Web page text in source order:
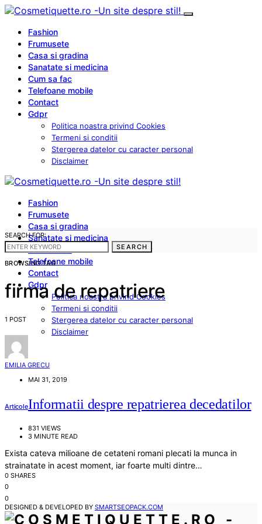
Fashion
Frumusete
Casa si gradina
Sanatate si medicina
Cum sa fac
Telefoane mobile
Contact
Gdpr
Politica noastra privind Cookies
Termeni si conditii
Stergerea datelor cu caracter personal
Disclaimer
Fashion
Frumusete
Casa si gradina
Sanatate si medicina
Cum sa fac
Telefoane mobile
Contact
Gdpr
Politica noastra privind Cookies
Termeni si conditii
Stergerea datelor cu caracter personal
Disclaimer
SEARCH FOR:
SEARCH
BROWSING TAG
firma de repatriere
1 POST
EMILIA GRECU
MAI 31, 2019
ArticoleInformatii despre repatrierea decedatilor
831 VIEWS
3 MINUTE READ
Exista cateva milioane de cetateni romani plecati la munca in
strainatate in acest moment, iar foarte multi dintre…
0 SHARES
0
0
DESIGNED & DEVELOPED BY SMARTSEOPACK.COM